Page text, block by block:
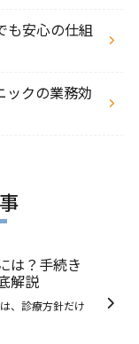
も安心の仕組
ックの業務効
は？手続き
解説
、診療方針だけ